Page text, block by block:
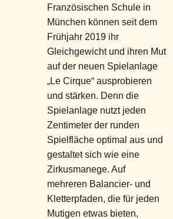
Französischen Schule in
München können seit dem
Frühjahr 2019 ihr
Gleichgewicht und ihren Mut
auf der neuen Spielanlage
„Le Cirque“ ausprobieren
und stärken. Denn die
Spielanlage nutzt jeden
Zentimeter der runden
Spielfläche optimal aus und
gestaltet sich wie eine
Zirkusmanege. Auf
mehreren Balancier- und
Kletterpfaden, die für jeden
Mutigen etwas bieten,